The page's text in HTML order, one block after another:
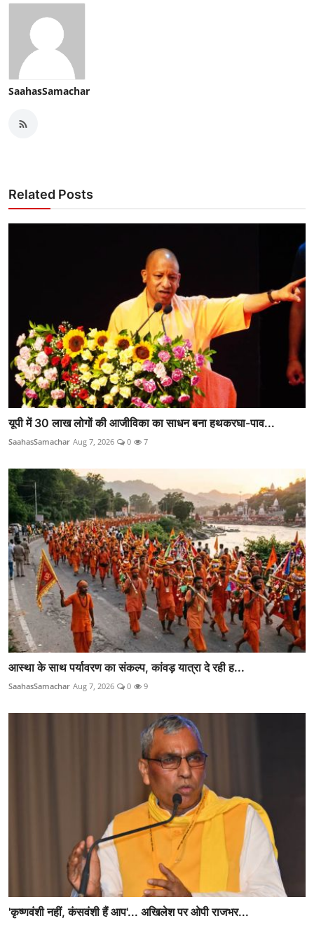
SaahasSamachar
Related Posts
यूपी में 30 लाख लोगों की आजीविका का साधन बना हथकरघा-पाव...
SaahasSamachar Aug 7, 2026 0 7
आस्था के साथ पर्यावरण का संकल्प, कांवड़ यात्रा दे रही ह...
SaahasSamachar Aug 7, 2026 0 9
'कृष्णवंशी नहीं, कंसवंशी हैं आप'... अखिलेश पर ओपी राजभर...